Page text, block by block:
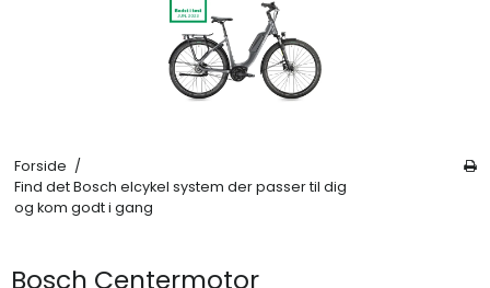
Forside /
Find det Bosch elcykel system der passer til dig
og kom godt i gang
Bosch Centermotor